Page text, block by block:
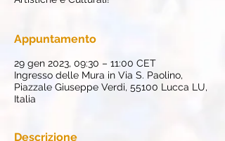
Appuntamento
29 gen 2023, 09:30 – 11:00 CET
Ingresso delle Mura in Via S. Paolino,
Piazzale Giuseppe Verdi, 55100 Lucca LU,
Italia
Descrizione